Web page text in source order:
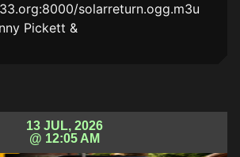
solarreturn.ogg.m3u
Pickett &
13 JUL, 2026
@ 12:05 AM